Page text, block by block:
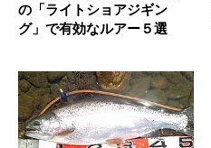
の「ライトショアジギン
グ」で有効なルアー５選